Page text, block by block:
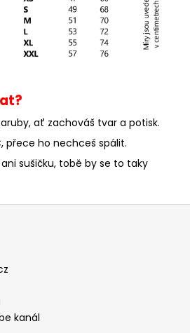
ať zachováš tvar a potisk.
přece ho nechceš spálit.
sušičku, tobě by se to taky
kanál